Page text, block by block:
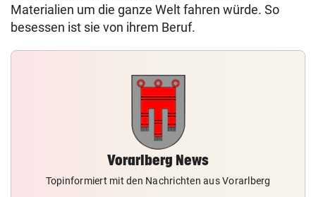
Materialien um die ganze Welt fahren würde. So
besessen ist sie von ihrem Beruf.
Vorarlberg News
Topinformiert mit den Nachrichten aus Vorarlberg